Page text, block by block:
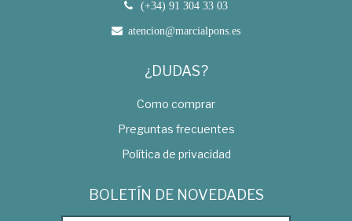
(+34) 91 304 33 03
atencion@marcialpons.es
¿DUDAS?
Como comprar
Preguntas frecuentes
Política de privacidad
BOLETÍN DE NOVEDADES